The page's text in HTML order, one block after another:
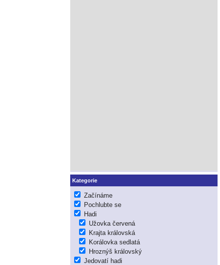
Kategorie
Začínáme
Pochlubte se
Hadi
Užovka červená
Krajta královská
Korálovka sedlatá
Hroznýš královský
Jedovatí hadi